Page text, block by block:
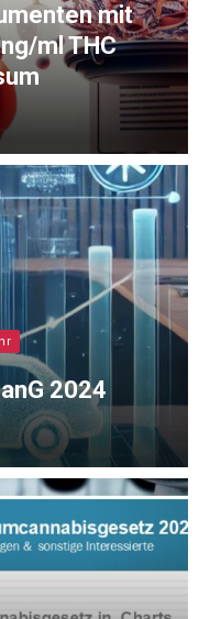
mit
ml THC
2024